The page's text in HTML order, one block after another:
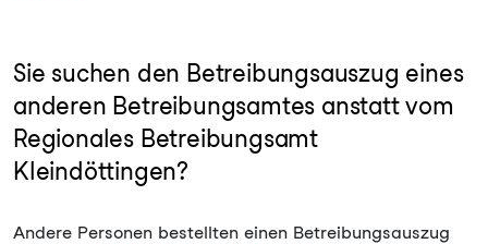
Sie suchen den Betreibungsauszug eines
anderen Betreibungsamtes anstatt vom
Regionales Betreibungsamt
Kleindöttingen?
Andere Personen bestellten einen Betreibungsauszug